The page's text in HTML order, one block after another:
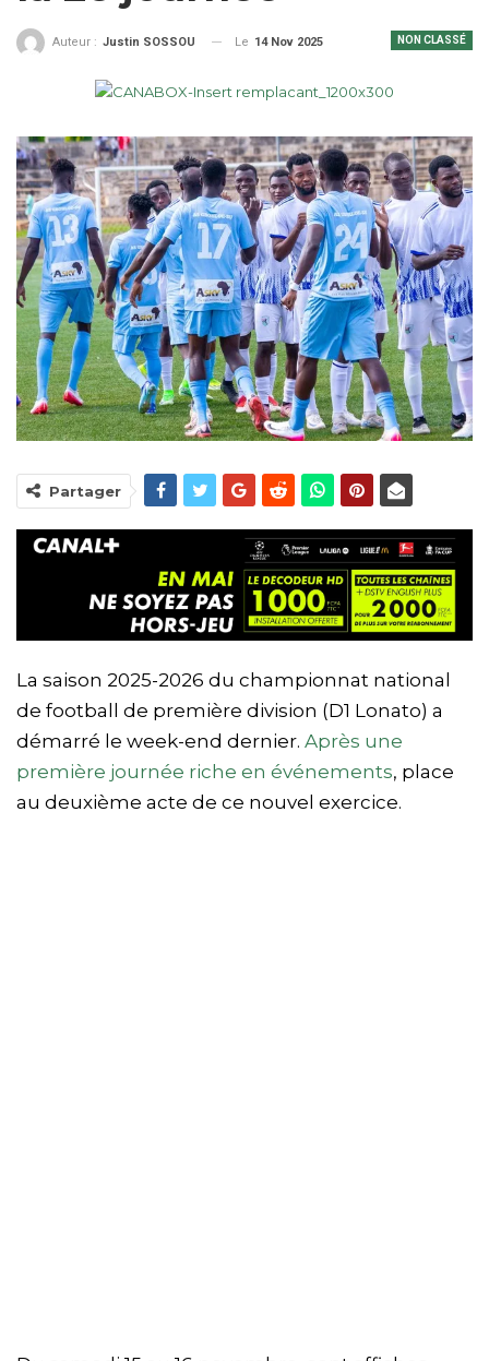
NON CLASSÉ
Auteur : Justin SOSSOU Le 14 Nov 2025
Partager
La saison 2025-2026 du championnat national
de football de première division (D1 Lonato) a
démarré le week-end dernier. Après une
première journée riche en événements, place
au deuxième acte de ce nouvel exercice.